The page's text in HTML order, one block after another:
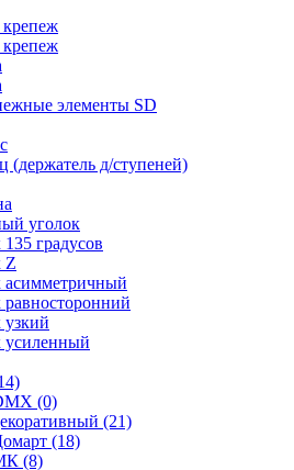
элементы SD
(держатель д/ступеней)
уголок
градусов
Z
усиленный
(0)
(21)
(18)
(8)